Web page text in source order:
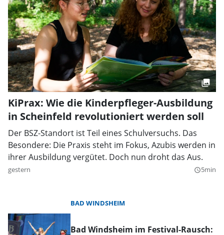
KiPrax: Wie die Kinderpfleger-Ausbildung
in Scheinfeld revolutioniert werden soll
Der BSZ-Standort ist Teil eines Schulversuchs. Das
Besondere: Die Praxis steht im Fokus, Azubis werden in
ihrer Ausbildung vergütet. Doch nun droht das Aus.
gestern query_builder5min
BAD WINDSHEIM
Bad Windsheim im Festival-Rausch: